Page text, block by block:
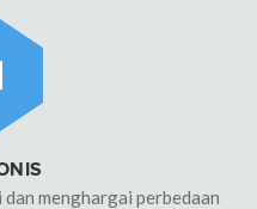
menghargai perbedaan